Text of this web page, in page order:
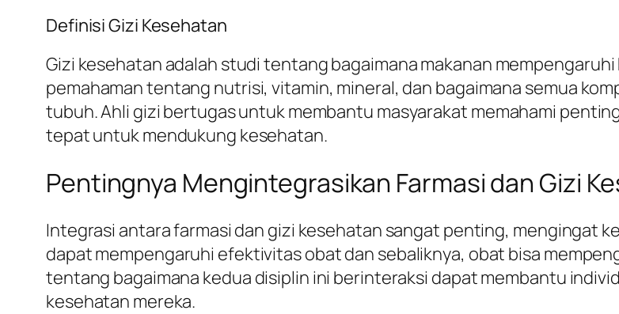
Definisi Gizi Kesehatan
Gizi kesehatan adalah studi tentang bagaimana makanan
pemahaman tentang nutrisi, vitamin, mineral, dan bagaimana semua
tubuh. Ahli gizi bertugas untuk membantu masyarakat memahami
tepat untuk mendukung kesehatan.
Pentingnya Mengintegrasikan Farmasi dan Gizi
Integrasi antara farmasi dan gizi kesehatan sangat penting, mengingat
dapat mempengaruhi efektivitas obat dan sebaliknya, obat bisa
tentang bagaimana kedua disiplin ini berinteraksi dapat membantu
kesehatan mereka.